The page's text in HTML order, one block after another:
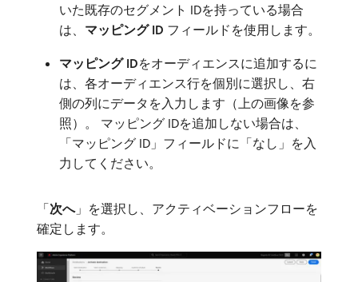
いた既存のセグメント IDを持っている場合
は、 マッピング ID フィールドを使用します。
マッピング ID​をオーディエンスに追加するに
は、各オーディエンス行を個別に選択し、右
側の列にデータを入力します（上の画像を参
照）。 マッピング IDを追加しない場合は、
「マッピング ID」フィールドに「なし」を入
力してください。
「次へ」を選択し、アクティベーションフローを
確定します。